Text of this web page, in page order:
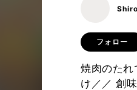
フォロー
焼肉のたれ
け／／ 創